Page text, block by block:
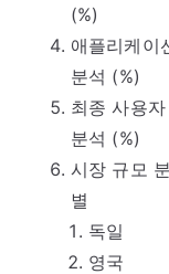
(%)
애플리케이
분석 (%)
최종 사용
분석 (%)
시장 규모
별
독일
영국